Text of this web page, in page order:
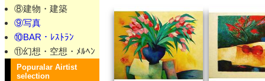
⑧建物・建築
⑨写真
⑩BAR・ﾚｽﾄﾗﾝ
⑪幻想・空想・ﾒﾙﾍﾝ
Popuralar Airtist
selection